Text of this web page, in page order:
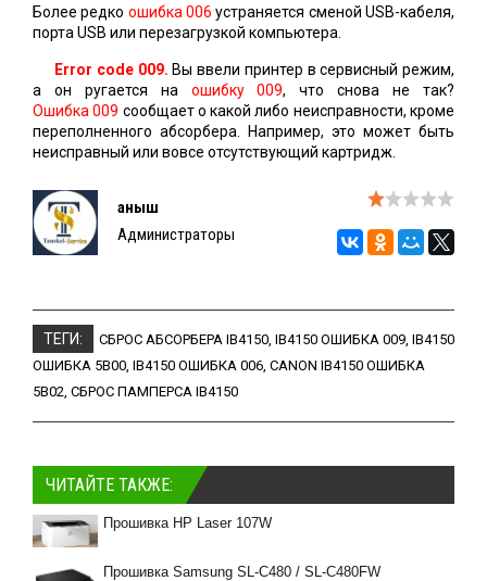
Более редко ошибка 006 устраняется сменой USB-кабеля,
порта USB или перезагрузкой компьютера.
Error code 009. Вы ввели принтер в сервисный режим,
а он ругается на ошибку 009, что снова не так?
Ошибка 009 сообщает о какой либо неисправности, кроме
переполненного абсорбера. Например, это может быть
неисправный или вовсе отсутствующий картридж.
Қаныш
Администраторы
ТЕГИ: СБРОС АБСОРБЕРА IB4150, IB4150 ОШИБКА 009, IB4150
ОШИБКА 5B00, IB4150 ОШИБКА 006, CANON IB4150 ОШИБКА
5B02, СБРОС ПАМПЕРСА IB4150
ЧИТАЙТЕ ТАКЖЕ:
Прошивка HP Laser 107W
Прошивка Samsung SL-C480 / SL-C480FW